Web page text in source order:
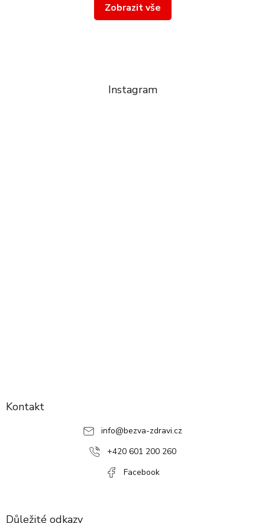
Zobrazit vše
Instagram
Kontakt
info@bezva-zdravi.cz
+420 601 200 260
Facebook
Důležité odkazy